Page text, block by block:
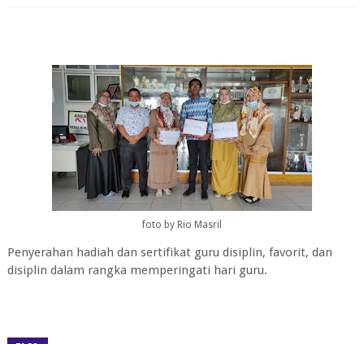
foto by Rio Masril
Penyerahan hadiah dan sertifikat guru disiplin, favorit, dan
disiplin dalam rangka memperingati hari guru.